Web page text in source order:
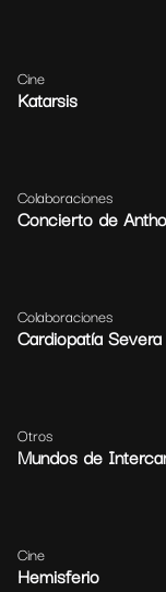
Cine
Katarsis
Colaboraciones
Concierto de
Colaboraciones
Cardiopatía Severa
Otros
Mundos de
Cine
Hemisferio